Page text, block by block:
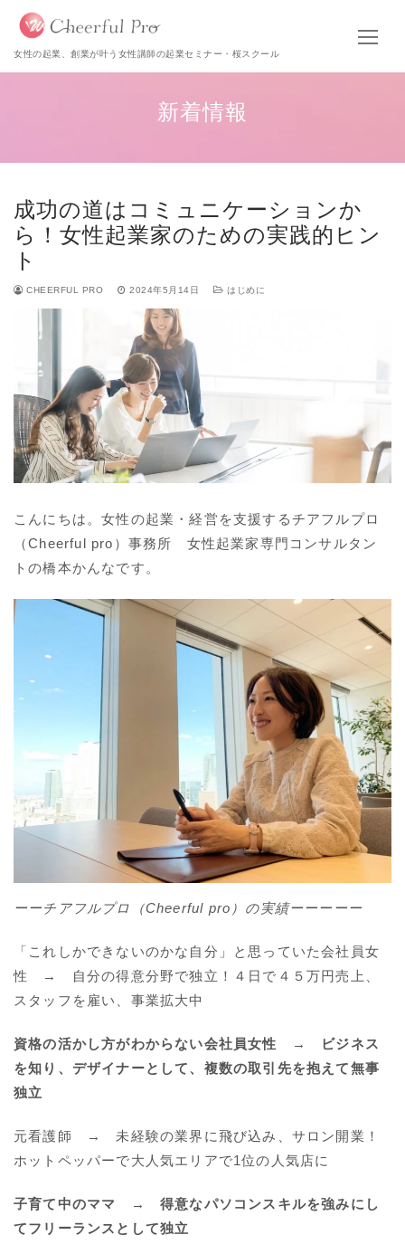
女性の起業、創業が叶う女性講師の起業セミナー・桜スクール
新着情報
成功の道はコミュニケーションか
ら！女性起業家のための実践的ヒン
ト
CHEERFUL PRO 2024年5月14日 はじめに
こんにちは。女性の起業・経営を支援するチアフルプロ
（Cheerful pro）事務所 女性起業家専門コンサルタン
トの橋本かんなです。
ーーチアフルプロ（Cheerful pro）の実績ーーーーー
「これしかできないのかな自分」と思っていた会社員女
性 → 自分の得意分野で独立！４日で４５万円売上、
スタッフを雇い、事業拡大中
資格の活かし方がわからない会社員女性 → ビジネス
を知り、デザイナーとして、複数の取引先を抱えて無事
独立
元看護師 → 未経験の業界に飛び込み、サロン開業！
ホットペッパーで大人気エリアで1位の人気店に
子育て中のママ → 得意なパソコンスキルを強みにし
てフリーランスとして独立